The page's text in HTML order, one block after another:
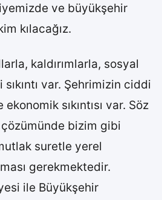
ve büyükşehir
kılacağız.
kaldırımlarla, sosyal
var. Şehrimizin ciddi
sıkıntısı var. Söz
çözümünde bizim gibi
suretle yerel
gerekmektedir.
ile Büyükşehir